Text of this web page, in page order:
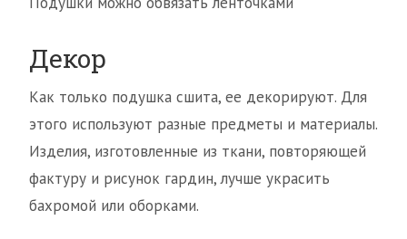
Декор
Как только подушка сшита, ее декорируют. Для
этого используют разные предметы и материалы.
Изделия, изготовленные из ткани, повторяющей
фактуру и рисунок гардин, лучше украсить
бахромой или оборками.